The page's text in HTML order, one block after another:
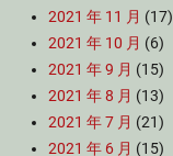
2021 年 11 月 (17)
2021 年 10 月 (6)
2021 年 9 月 (15)
2021 年 8 月 (13)
2021 年 7 月 (21)
2021 年 6 月 (15)